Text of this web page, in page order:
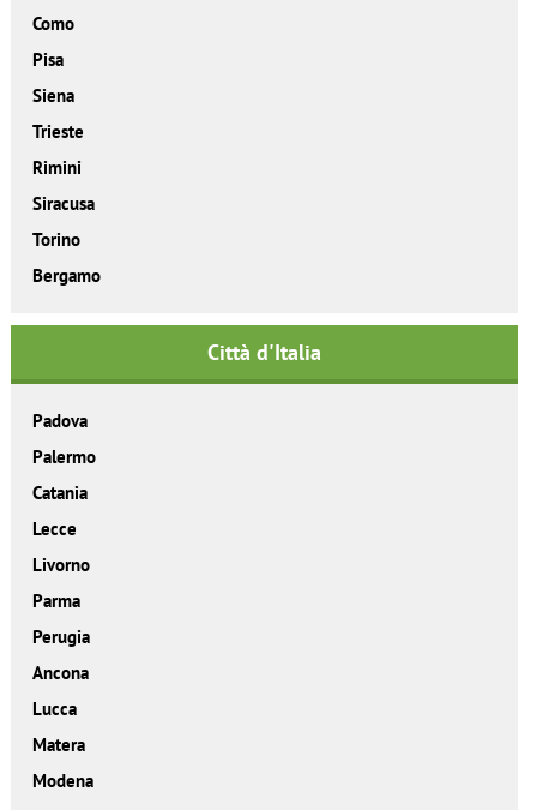
Como
Pisa
Siena
Trieste
Rimini
Siracusa
Torino
Bergamo
Città d'Italia
Padova
Palermo
Catania
Lecce
Livorno
Parma
Perugia
Ancona
Lucca
Matera
Modena